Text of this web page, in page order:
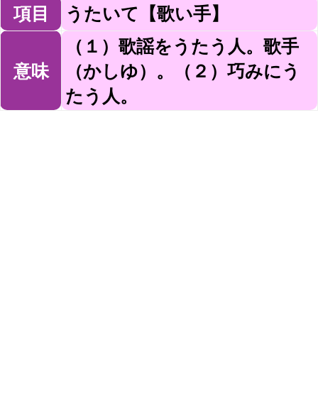
項目 うたいて【歌い手】
意味
（１）歌謡をうたう人。歌手
（かしゆ）。（２）巧みにう
たう人。